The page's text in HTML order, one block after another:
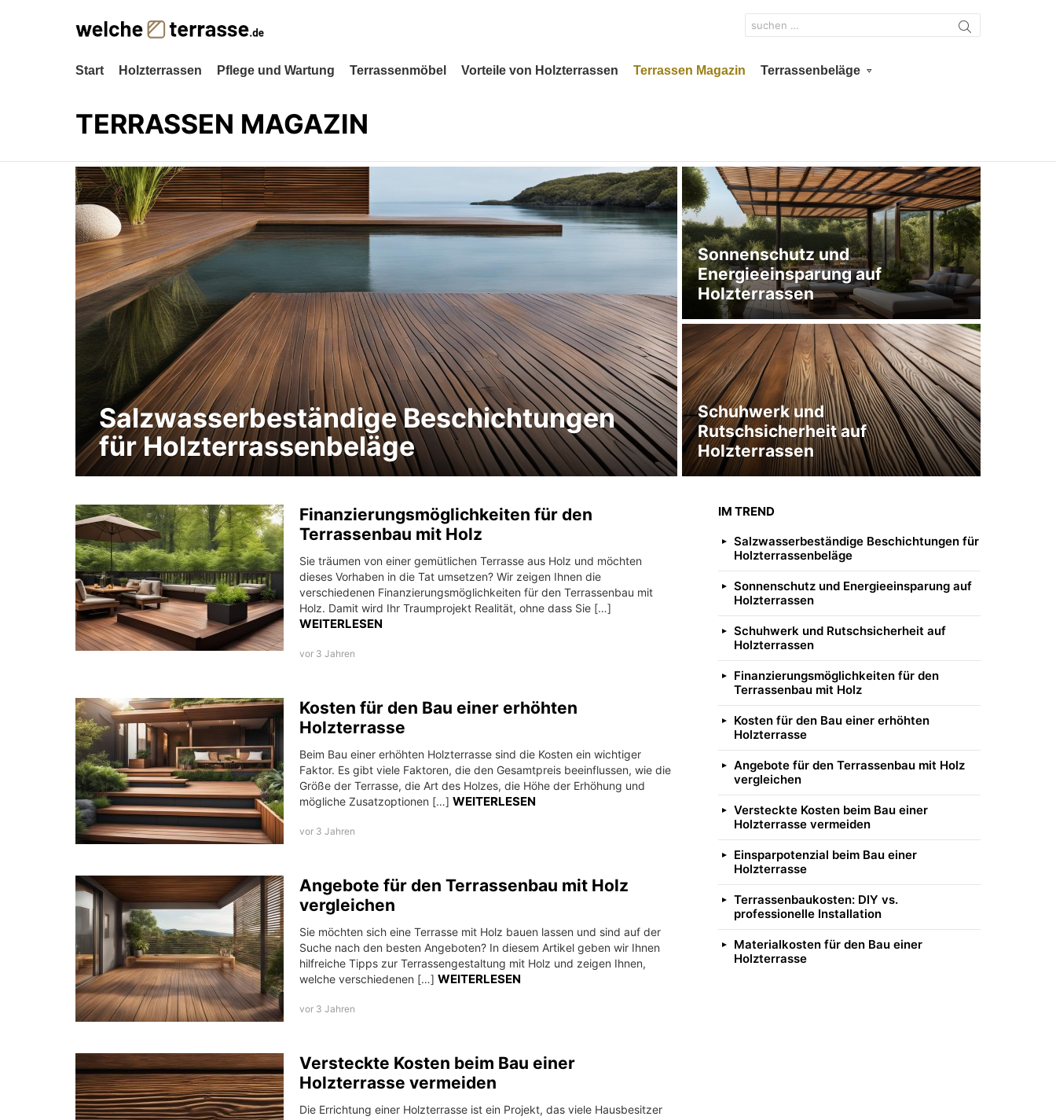
Search
for:
Start Holzterrassen Pflege und Wartung Terrassenmöbel Vorteile von Holzterrassen Terrassen Magazin Terrassenbeläge
TERRASSEN MAGAZIN
LATEST
STORIES
Salzwasserbeständige Beschichtungen
für Holzterrassenbeläge
Sonnenschutz und
Energieeinsparung auf
Holzterrassen
Schuhwerk und
Rutschsicherheit auf
Holzterrassen
MORE
STORIES
Finanzierungsmöglichkeiten für den
Terrassenbau mit Holz
Sie träumen von einer gemütlichen Terrasse aus Holz und möchten
dieses Vorhaben in die Tat umsetzen? Wir zeigen Ihnen die
verschiedenen Finanzierungsmöglichkeiten für den Terrassenbau mit
Holz. Damit wird Ihr Traumprojekt Realität, ohne dass Sie […]
WEITERLESEN
vor 3 Jahren
Kosten für den Bau einer erhöhten
Holzterrasse
Beim Bau einer erhöhten Holzterrasse sind die Kosten ein wichtiger
Faktor. Es gibt viele Faktoren, die den Gesamtpreis beeinflussen, wie die
Größe der Terrasse, die Art des Holzes, die Höhe der Erhöhung und
mögliche Zusatzoptionen […] WEITERLESEN
vor 3 Jahren
Angebote für den Terrassenbau mit Holz
vergleichen
Sie möchten sich eine Terrasse mit Holz bauen lassen und sind auf der
Suche nach den besten Angeboten? In diesem Artikel geben wir Ihnen
hilfreiche Tipps zur Terrassengestaltung mit Holz und zeigen Ihnen,
welche verschiedenen […] WEITERLESEN
vor 3 Jahren
Versteckte Kosten beim Bau einer
Holzterrasse vermeiden
Die Errichtung einer Holzterrasse ist ein Projekt, das viele Hausbesitzer
IM TREND
Salzwasserbeständige Beschichtungen für
Holzterrassenbeläge
Sonnenschutz und Energieeinsparung auf
Holzterrassen
Schuhwerk und Rutschsicherheit auf
Holzterrassen
Finanzierungsmöglichkeiten für den
Terrassenbau mit Holz
Kosten für den Bau einer erhöhten
Holzterrasse
Angebote für den Terrassenbau mit Holz
vergleichen
Versteckte Kosten beim Bau einer
Holzterrasse vermeiden
Einsparpotenzial beim Bau einer
Holzterrasse
Terrassenbaukosten: DIY vs.
professionelle Installation
Materialkosten für den Bau einer
Holzterrasse